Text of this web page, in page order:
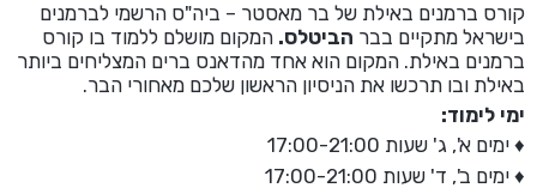
קורס ברמנים באילת של בר מאסטר – ביה"ס הרשמי לברמנים
בישראל מתקיים בבר הביטלס. המקום מושלם ללמוד בו קורס
ברמנים באילת. המקום הוא אחד מהדאנס ברים המצליחים ביותר
באילת ובו תרכשו את הניסיון הראשון שלכם מאחורי הבר.
ימי לימוד:
♦ ימים א', ג' שעות 17:00-21:00
♦ ימים ב', ד' שעות 17:00-21:00